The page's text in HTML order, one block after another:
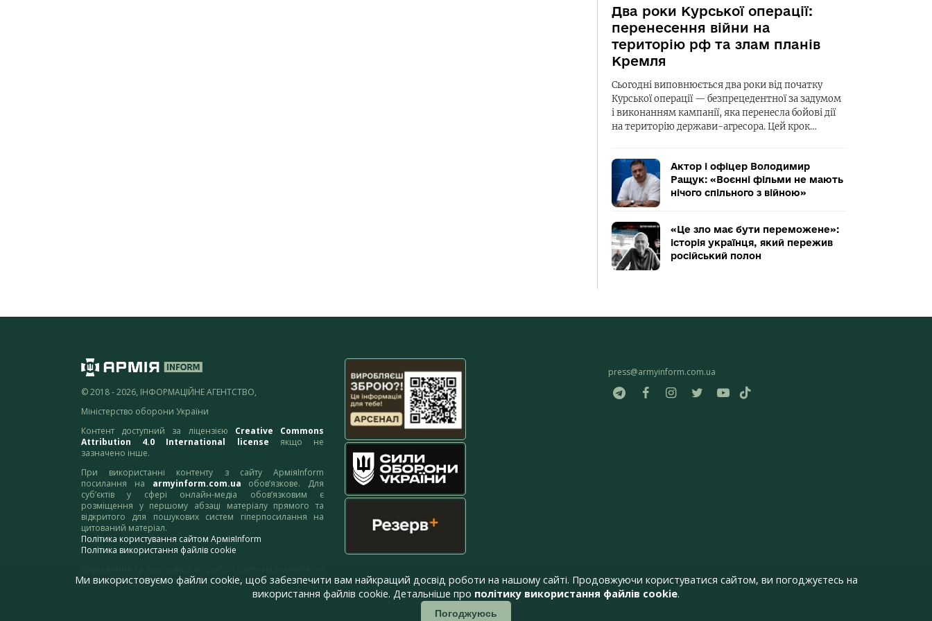
Два роки Курської операції:
перенесення війни на
територію рф та злам планів
Кремля
Сьогодні виповнюється два роки від початку
Курської операції — безпрецедентної за задумом
і виконанням кампанії, яка перенесла бойові дії
на територію держави-агресора. Цей крок…
Актор і офіцер Володимир
Ращук: «Воєнні фільми не мають
нічого спільного з війною»
«Це зло має бути переможене»:
історія українця, який пережив
російський полон
© 2018 - 2026, ІНФОРМАЦІЙНЕ АГЕНТСТВО,
Міністерство оборони України
Контент доступний за ліцензією Creative Commons
Attribution 4.0 International license якщо не
зазначено інше.
При використанні контенту з сайту АрміяInform
посилання на armyinform.com.ua обов’язкове. Для
суб’єктів у сфері онлайн-медіа обов’язковим є
розміщення у першому абзаці матеріалу прямого та
відкритого для пошукових систем гіперпосилання на
цитований матеріал.
Політика користування сайтом АрміяInform
Політика використання файлів cookie
адресу:webmaster@armyinform.com.ua
press@armyinform.com.ua
Ми використовуємо файли cookie, щоб забезпечити вам найкращий досвід роботи на нашому сайті. Продовжуючи користуватися сайтом, ви погоджуєтесь на
використання файлів cookie. Детальніше про політику використання файлів cookie.
Погоджуюсь